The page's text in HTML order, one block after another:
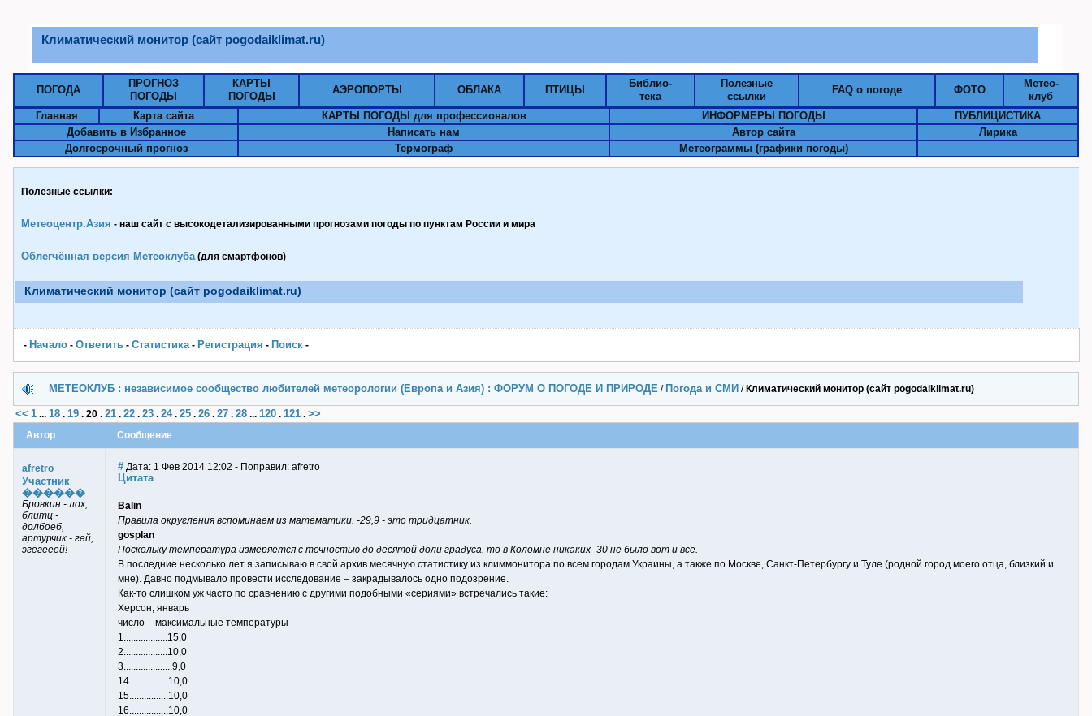
Климатический монитор (сайт pogodaiklimat.ru)
ПОГОДА
ПРОГНОЗ
ПОГОДЫ
КАРТЫ
ПОГОДЫ
АЭРОПОРТЫ ОБЛАКА ПТИЦЫ
Библио-
тека
Полезные
ссылки
FAQ о погоде ФОТО
Метео-
клуб
Главная
Карта сайта КАРТЫ ПОГОДЫ для профессионалов ИНФОРМЕРЫ ПОГОДЫ
ПУБЛИЦИСТИКА
Добавить в Избранное
Написать нам Автор сайта
Лирика
Долгосрочный прогноз
Термограф Метеограммы (графики погоды)
Полезные ссылки:
Метеоцентр.Азия - наш сайт с высокодетализированными прогнозами погоды по пунктам Pоссии и мира
Облегчённая версия Метеоклуба(для смартфонов)
Климатический монитор (сайт pogodaiklimat.ru)
- Начало - Ответить - Статистика- Pегистрация - Поиск -
МЕТЕОКЛУБ : независимое сообщество любителей метеорологии (Европа и Азия) : ФОРУМ О ПОГОДЕ И ПРИРОДЕ / Погода и СМИ / Климатический монитор (сайт pogodaiklimat.ru)
<< 1 ... 18 . 19 . 20 . 21 . 22 . 23 . 24. 25 . 26 . 27 . 28 ... 120 . 121 . >>
Автор Сообщение
afretro
Участник
������
Бровкин - лох,
блитц -
долбоеб,
артурчик - гей,
эгегееей!
# Дата: 1 Фев 2014 12:02 - Поправил: afretro
Цитата
Balin
Правила округления вспоминаем из математики. -29,9 - это тридцатник.
gosplan
Поскольку температура измеряется с точностью до десятой доли градуса, то в Коломне никаких -30 не было вот и все.
В последние несколько лет я записываю в свой архив месячную статистику из климмонитора по всем городам Украины, а также по Москве, Санкт-Петербургу и Туле (родной город моего отца, близкий и
мне). Давно подмывало провести исследование – закрадывалось одно подозрение.
Как-то слишком уж часто по сравнению с другими подобными «сериями» встречались такие:
Херсон, январь
число – максимальные температуры
1..................15,0
2..................10,0
3....................9,0
14................10,0
15................10,0
16................10,0